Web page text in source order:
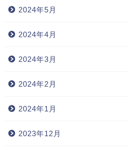
2024年5月
2024年4月
2024年3月
2024年2月
2024年1月
2023年12月